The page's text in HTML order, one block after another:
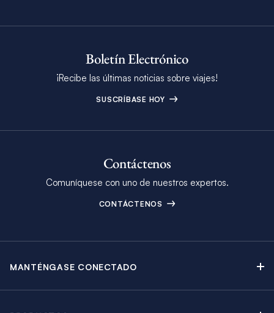
Boletín Electrónico
¡Recibe las últimas noticias sobre viajes!
SUSCRÍBASE HOY
Contáctenos
Comuníquese con uno de nuestros expertos.
CONTÁCTENOS
MANTÉNGASE CONECTADO